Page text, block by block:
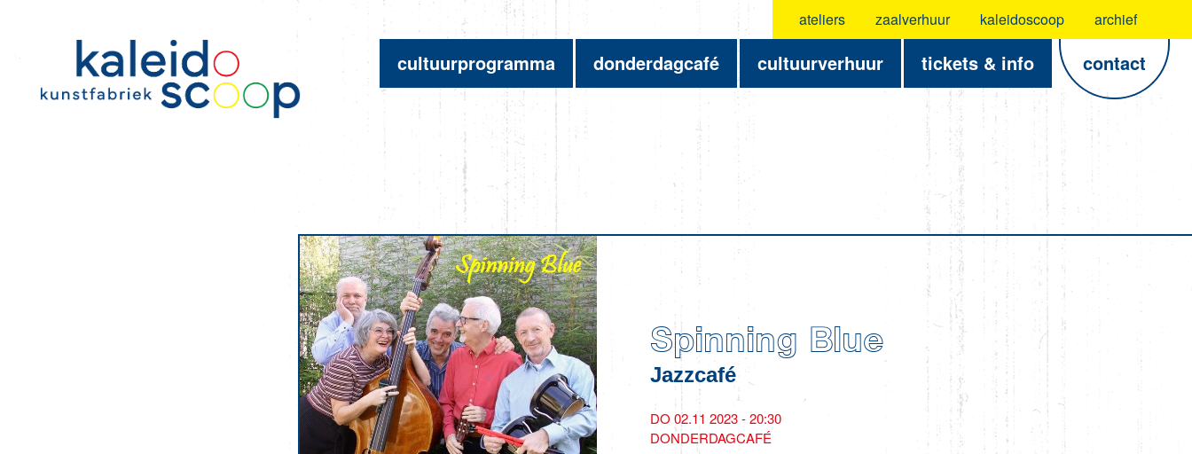
ateliers zaalverhuur kaleidoscoop archief
cultuurprogramma donderdagcafé cultuurverhuur tickets & info contact
Spinning Blue
Jazzcafé
DO 02.11 2023 - 20:30
DONDERDAGCAFÉ